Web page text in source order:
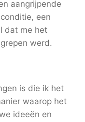
aangrijpende
een
dat me het
werd.
is die ik het
waarop het
ideeën en